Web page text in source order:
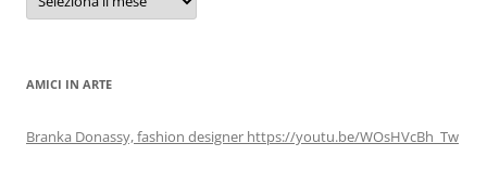
AMICI IN ARTE
Branka Donassy, fashion designer https://youtu.be/WOsHVcBh_Tw